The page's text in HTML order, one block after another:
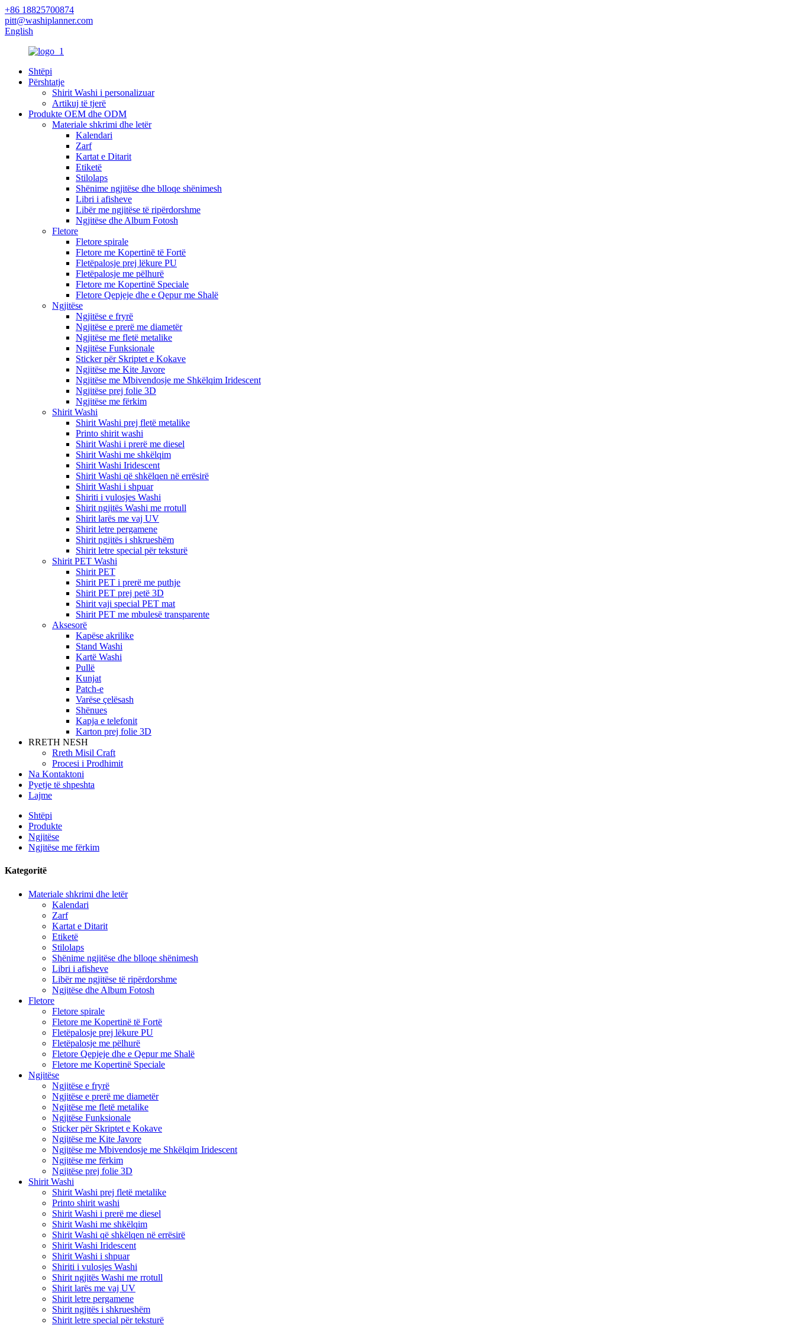
+86 18825700874
pitt@washiplanner.com
English
Shtëpi
Përshtatje
Shirit Washi i personalizuar
Artikuj të tjerë
Produkte OEM dhe ODM
Materiale shkrimi dhe letër
Kalendari
Zarf
Kartat e Ditarit
Etiketë
Stilolaps
Shënime ngjitëse dhe blloqe shënimesh
Libri i afisheve
Libër me ngjitëse të ripërdorshme
Ngjitëse dhe Album Fotosh
Fletore
Fletore spirale
Fletore me Kopertinë të Fortë
Fletëpalosje prej lëkure PU
Fletëpalosje me pëlhurë
Fletore me Kopertinë Speciale
Fletore Qepjeje dhe e Qepur me Shalë
Ngjitëse
Ngjitëse e fryrë
Ngjitëse e prerë me diametër
Ngjitëse me fletë metalike
Ngjitëse Funksionale
Sticker për Skriptet e Kokave
Ngjitëse me Kite Javore
Ngjitëse me Mbivendosje me Shkëlqim Iridescent
Ngjitëse prej folie 3D
Ngjitëse me fërkim
Shirit Washi
Shirit Washi prej fletë metalike
Printo shirit washi
Shirit Washi i prerë me diesel
Shirit Washi me shkëlqim
Shirit Washi Iridescent
Shirit Washi që shkëlqen në errësirë
Shirit Washi i shpuar
Shiriti i vulosjes Washi
Shirit ngjitës Washi me rrotull
Shirit larës me vaj UV
Shirit letre pergamene
Shirit ngjitës i shkrueshëm
Shirit letre special për teksturë
Shirit PET Washi
Shirit PET
Shirit PET i prerë me puthje
Shirit PET prej petë 3D
Shirit vaji special PET mat
Shirit PET me mbulesë transparente
Aksesorë
Kapëse akrilike
Stand Washi
Kartë Washi
Pullë
Kunjat
Patch-e
Varëse çelësash
Shënues
Kapja e telefonit
Karton prej folie 3D
RRETH NESH
Rreth Misil Craft
Procesi i Prodhimit
Na Kontaktoni
Pyetje të shpeshta
Lajme
Shtëpi
Produkte
Ngjitëse
Ngjitëse me fërkim
Kategoritë
Materiale shkrimi dhe letër
Kalendari
Zarf
Kartat e Ditarit
Etiketë
Stilolaps
Shënime ngjitëse dhe blloqe shënimesh
Libri i afisheve
Libër me ngjitëse të ripërdorshme
Ngjitëse dhe Album Fotosh
Fletore
Fletore spirale
Fletore me Kopertinë të Fortë
Fletëpalosje prej lëkure PU
Fletëpalosje me pëlhurë
Fletore Qepjeje dhe e Qepur me Shalë
Fletore me Kopertinë Speciale
Ngjitëse
Ngjitëse e fryrë
Ngjitëse e prerë me diametër
Ngjitëse me fletë metalike
Ngjitëse Funksionale
Sticker për Skriptet e Kokave
Ngjitëse me Kite Javore
Ngjitëse me Mbivendosje me Shkëlqim Iridescent
Ngjitëse me fërkim
Ngjitëse prej folie 3D
Shirit Washi
Shirit Washi prej fletë metalike
Printo shirit washi
Shirit Washi i prerë me diesel
Shirit Washi me shkëlqim
Shirit Washi që shkëlqen në errësirë
Shirit Washi Iridescent
Shirit Washi i shpuar
Shiriti i vulosjes Washi
Shirit ngjitës Washi me rrotull
Shirit larës me vaj UV
Shirit letre pergamene
Shirit ngjitës i shkrueshëm
Shirit letre special për teksturë